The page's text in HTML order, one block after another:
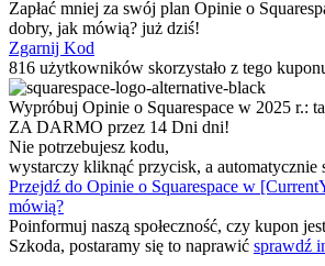
Zapłać mniej za swój plan Opinie o
dobry, jak mówią? już dziś!
Zgarnij Kod
816 użytkowników skorzystało z tego
Wypróbuj Opinie o Squarespace w 2025 r.:
ZA DARMO przez 14 Dni dni!
Nie potrzebujesz kodu,
wystarczy kliknąć przycisk, a automatycznie
Przejdź do Opinie o Squarespace w
mówią?
Poinformuj naszą społeczność, czy kupon
Szkoda, postaramy się to naprawić sprawdź